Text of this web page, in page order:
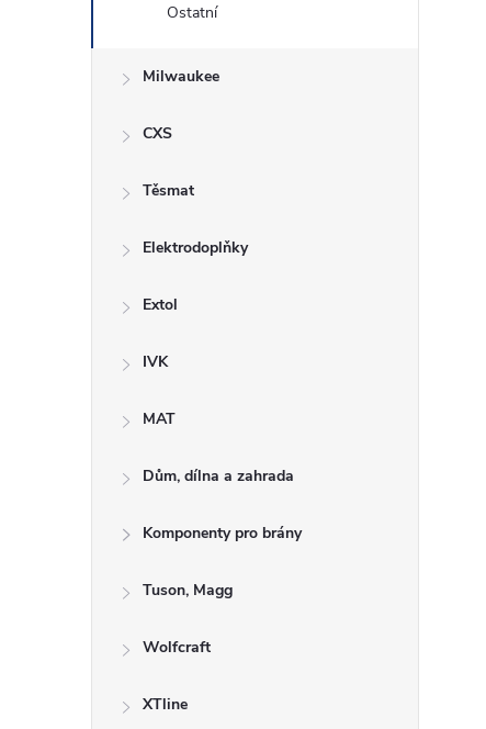
Ostatní
Milwaukee
CXS
Těsmat
Elektrodoplňky
Extol
IVK
MAT
Dům, dílna a zahrada
Komponenty pro brány
Tuson, Magg
Wolfcraft
XTline